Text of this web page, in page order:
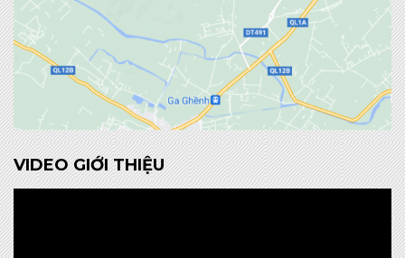
VIDEO GIỚI THIỆU